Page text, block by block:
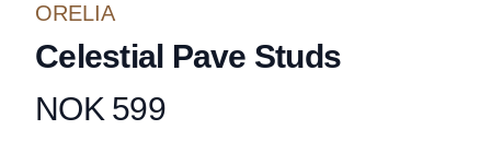
ORELIA
Celestial Pave Studs
Produktdetaljer
NOK 599